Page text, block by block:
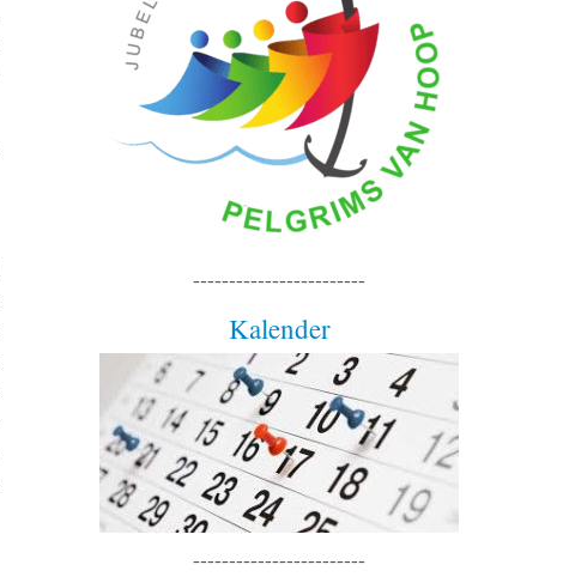
------------------------
Kalender
------------------------